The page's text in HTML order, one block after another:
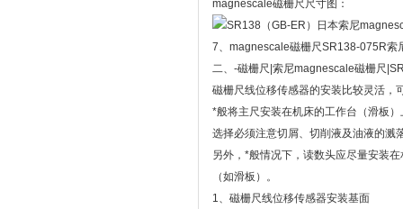
magnescale磁栅尺尺寸图：
7、magnescale磁栅尺SR138-075R索
二、 -磁栅尺|索尼magnescale磁栅尺
磁栅尺线位移传感器的安装比较灵活，
*般将主尺安装在机床的工作台（滑板
选择必须注意切屑、切削液及油液的溅
另外，*般情况下，读数头应尽量安装
（如滑板）。
1、磁栅尺线位移传感器安装基面